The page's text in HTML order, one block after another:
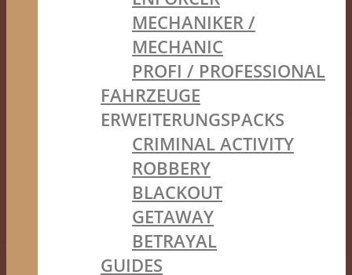
MECHANIKER /
MECHANIC
PROFI / PROFESSIONAL
FAHRZEUGE
ERWEITERUNGSPACKS
CRIMINAL ACTIVITY
ROBBERY
BLACKOUT
GETAWAY
BETRAYAL
GUIDES